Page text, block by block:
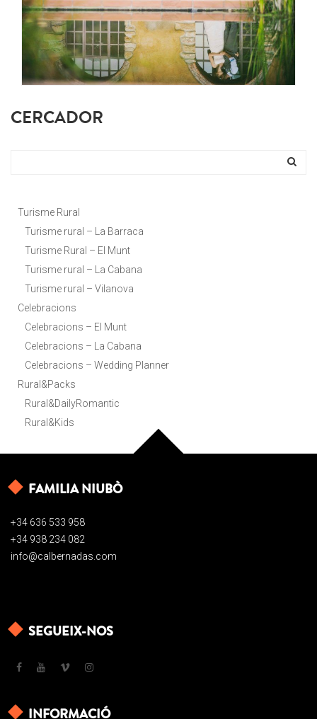
CERCADOR
Turisme Rural
Turisme rural – La Barraca
Turisme Rural – El Munt
Turisme rural – La Cabana
Turisme rural – Vilanova
Celebracions
Celebracions – El Munt
Celebracions – La Cabana
Celebracions – Wedding Planner
Rural&Packs
Rural&DailyRomantic
Rural&Kids
FAMILIA NIUBÒ
+34 636 533 958
+34 938 234 082
info@calbernadas.com
SEGUEIX-NOS
INFORMACIÓ